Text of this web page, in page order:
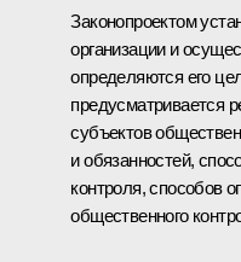
Законопроектом
организации и
определяются его
предусматривается
субъектов
и обязанностей,
контроля, способов
общественного